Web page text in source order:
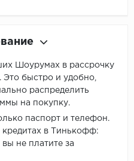
Шоурумах в рассрочку
быстро и удобно,
распределить
на покупку.
паспорт и телефон.
кредитах в Тинькофф:
не платите за